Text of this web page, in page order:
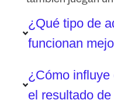
¿Qué tipo de
funcionan
¿Cómo influye
el resultado